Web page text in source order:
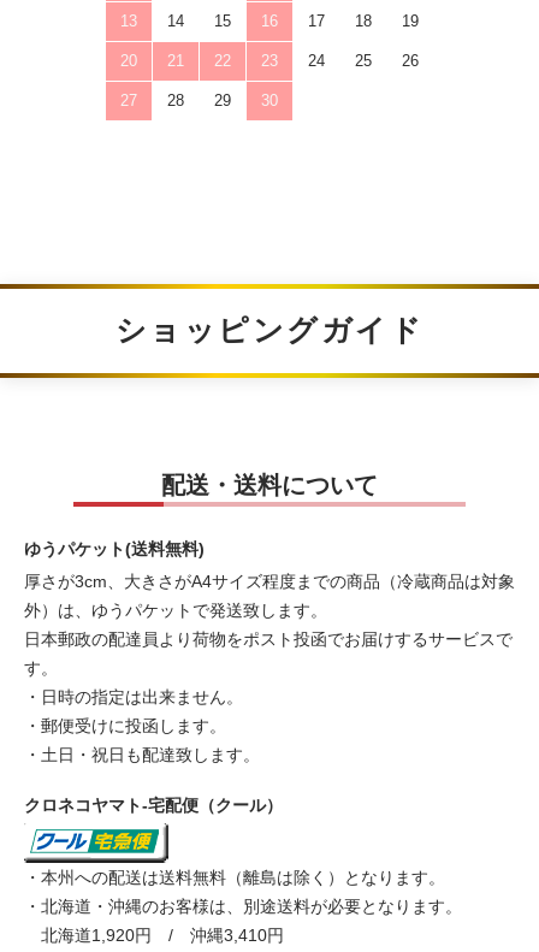
13 14 15 16 17 18 19
20 21 22 23 24 25 26
27 28 29 30
ショッピングガイド
配送・送料について
ゆうパケット(送料無料)
厚さが3cm、大きさがA4サイズ程度までの商品（冷蔵商品は対象
外）は、ゆうパケットで発送致します。
日本郵政の配達員より荷物をポスト投函でお届けするサービスで
す。
・日時の指定は出来ません。
・郵便受けに投函します。
・土日・祝日も配達致します。
クロネコヤマト-宅配便（クール）
・本州への配送は送料無料（離島は除く）となります。
・北海道・沖縄のお客様は、別途送料が必要となります。
北海道1,920円 / 沖縄3,410円